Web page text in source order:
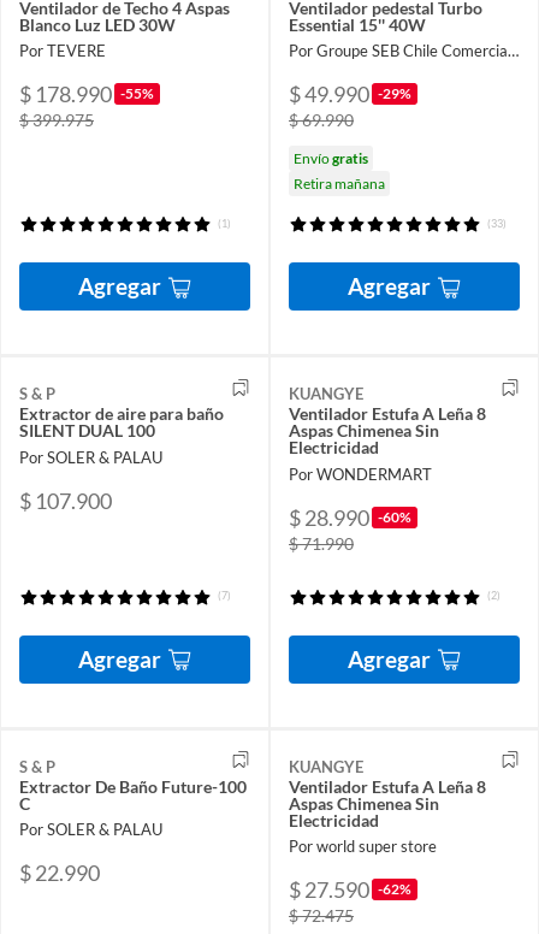
Ventilador de Techo 4 Aspas
Blanco Luz LED 30W
Por TEVERE
$ 178.990 -55%
$ 399.975
(1)
Agregar
Ventilador pedestal Turbo
Essential 15'' 40W
Por Groupe SEB Chile Comercial Limitada
$ 49.990 -29%
$ 69.990
Envíogratis
Retira mañana
(33)
Agregar
S & P
Extractor de aire para baño
SILENT DUAL 100
Por SOLER & PALAU
$ 107.900
(7)
Agregar
KUANGYE
Ventilador Estufa A Leña 8
Aspas Chimenea Sin
Electricidad
Por WONDERMART
$ 28.990 -60%
$ 71.990
(2)
Agregar
S & P
Extractor De Baño Future-100
C
Por SOLER & PALAU
$ 22.990
KUANGYE
Ventilador Estufa A Leña 8
Aspas Chimenea Sin
Electricidad
Por world super store
$ 27.590 -62%
$ 72.475